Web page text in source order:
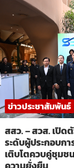
ข่าวประชาสัมพันธ์
สสว. – สวส. เปิด
ระดับผู้ประกอบก
เติบโตควบคู่ชุมช